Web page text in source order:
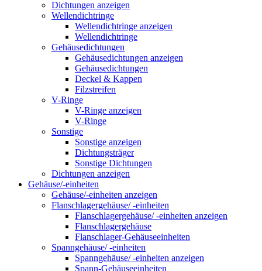
Dichtungen anzeigen
Wellendichtringe
Wellendichtringe anzeigen
Wellendichtringe
Gehäusedichtungen
Gehäusedichtungen anzeigen
Gehäusedichtungen
Deckel & Kappen
Filzstreifen
V-Ringe
V-Ringe anzeigen
V-Ringe
Sonstige
Sonstige anzeigen
Dichtungsträger
Sonstige Dichtungen
Dichtungen anzeigen
Gehäuse/-einheiten
Gehäuse/-einheiten anzeigen
Flanschlagergehäuse/ -einheiten
Flanschlagergehäuse/ -einheiten anzeigen
Flanschlagergehäuse
Flanschlager-Gehäuseeinheiten
Spanngehäuse/ -einheiten
Spanngehäuse/ -einheiten anzeigen
Spann-Gehäuseeinheiten